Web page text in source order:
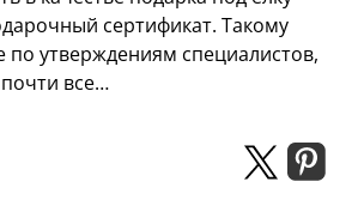
сертификат. Такому
по утверждениям специалистов,
все…